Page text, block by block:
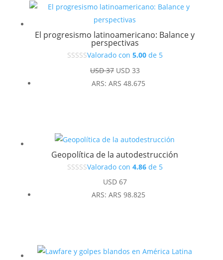
El progresismo latinoamericano: Balance y
perspectivas
Valorado con 5.00de 5
USD37 El
precio
USD33El
precio
ARS: ARS 48.675
Geopolítica de la autodestrucción
Valorado con 4.86de 5
USD67
ARS: ARS 98.825